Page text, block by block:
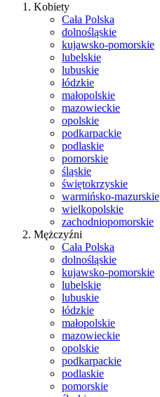
Kobiety
Cała Polska
dolnośląskie
kujawsko-pomorskie
lubelskie
lubuskie
łódzkie
małopolskie
mazowieckie
opolskie
podkarpackie
podlaskie
pomorskie
śląskie
świętokrzyskie
warmińsko-mazurskie
wielkopolskie
zachodniopomorskie
Mężczyźni
Cała Polska
dolnośląskie
kujawsko-pomorskie
lubelskie
lubuskie
łódzkie
małopolskie
mazowieckie
opolskie
podkarpackie
podlaskie
pomorskie